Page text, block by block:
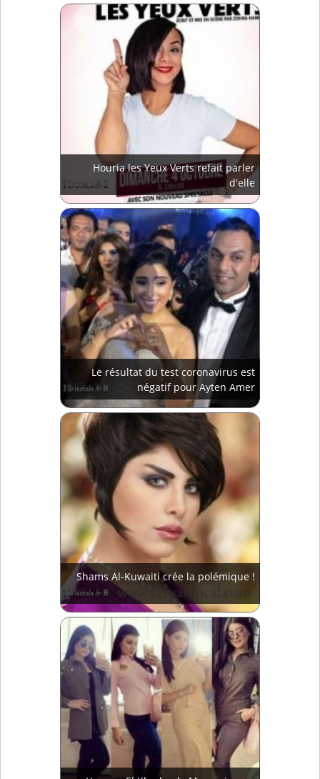
Houria les Yeux Verts refait parler
d'elle
Le résultat du test coronavirus est
négatif pour Ayten Amer
Shams Al-Kuwaiti crée la polémique !